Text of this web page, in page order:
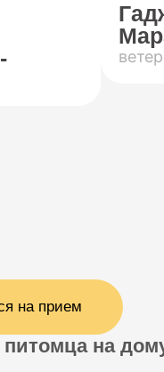
на прием
питомца на